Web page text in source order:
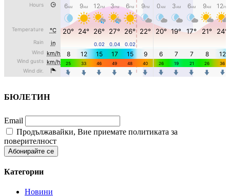
БЮЛЕТИН
Email
Продължавайки, Вие приемате политиката за
поверителност
Категории
Новини